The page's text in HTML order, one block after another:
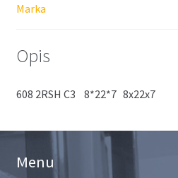
Marka
Opis
608 2RSH C3 8*22*7 8x22x7
Menu